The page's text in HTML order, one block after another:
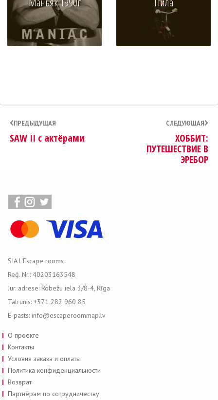
ПРЕДЫДУЩАЯ
SAW II с актёрами
СЛЕДУЮЩАЯ
ХОББИТ:
ПУТЕШЕСТВИЕ В
ЭРЕБОР
SIA L'Escape rooms
Reģ. Nr.: 40203163548
Jur. adrese: Robežu iela 3/8-4, Rīga
Talrunis: +371 282 960 85
E-pasts: info@escaperoommap.lv
О проекте
Контакты
Условия заказа и оплаты
Политика конфиденциальности
Возврат
Партнёрам по сотрудничеству